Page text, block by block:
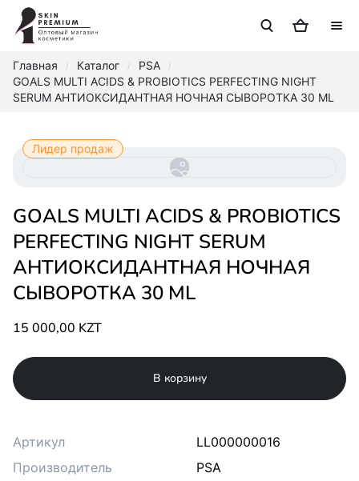
Главная / Каталог / PSA /
GOALS MULTI ACIDS & PROBIOTICS PERFECTING NIGHT
SERUM АНТИОКСИДАНТНАЯ НОЧНАЯ СЫВОРОТКА 30 ML
Лидер продаж
GOALS MULTI ACIDS & PROBIOTICS
PERFECTING NIGHT SERUM
АНТИОКСИДАНТНАЯ НОЧНАЯ
СЫВОРОТКА 30 ML
15 000,00 KZT
В корзину
Артикул
LL000000016
Производитель
PSA